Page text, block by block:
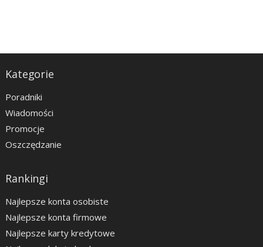
Kategorie
Poradniki
Wiadomości
Promocje
Oszczędzanie
Rankingi
Najlepsze konta osobiste
Najlepsze konta firmowe
Najlepsze karty kredytowe